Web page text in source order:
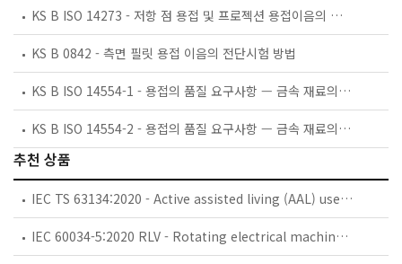
KS B ISO 14273 - 저항 점 용접 및 프로젝션 용접이음의 전단시험에 대한 시험편 치수 및 시험방법
KS B 0842 - 측면 필릿 용접 이음의 전단시험 방법
KS B ISO 14554-1 - 용접의 품질 요구사항 — 금속 재료의 저항 용접 — 제1부: 포괄적 품질 요구사항
KS B ISO 14554-2 - 용접의 품질 요구사항 — 금속 재료의 저항 용접 — 제2부: 기본적 품질 요구사항
추천 상품
IEC TS 63134:2020 - Active assisted living (AAL) use cases
IEC 60034-5:2020 RLV - Rotating electrical machines - Part 5: Degrees of protection provided by the integral design of rotating electrical machines (IP code) - Classification